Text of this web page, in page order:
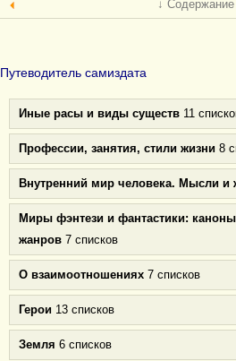
↓ Содержание
Путеводитель самиздата
Иные расы и виды существ 11
Профессии, занятия, стили жизни 8
Внутренний мир человека. Мысли и
Миры фэнтези и фантастики:
жанров 7 списков
О взаимоотношениях 7 списков
Герои 13 списков
Земля 6 списков